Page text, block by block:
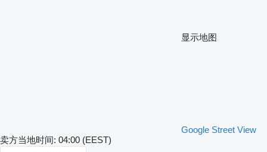
显示地图
Google Street View
卖方当地时间: 04:00 (EEST)